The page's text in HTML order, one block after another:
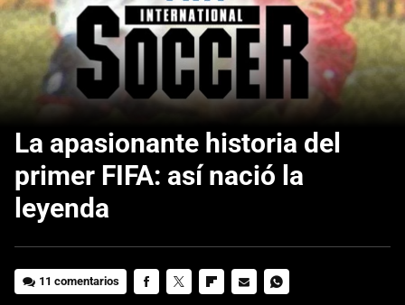
La apasionante historia del
primer FIFA: así nació la
leyenda
11 comentarios